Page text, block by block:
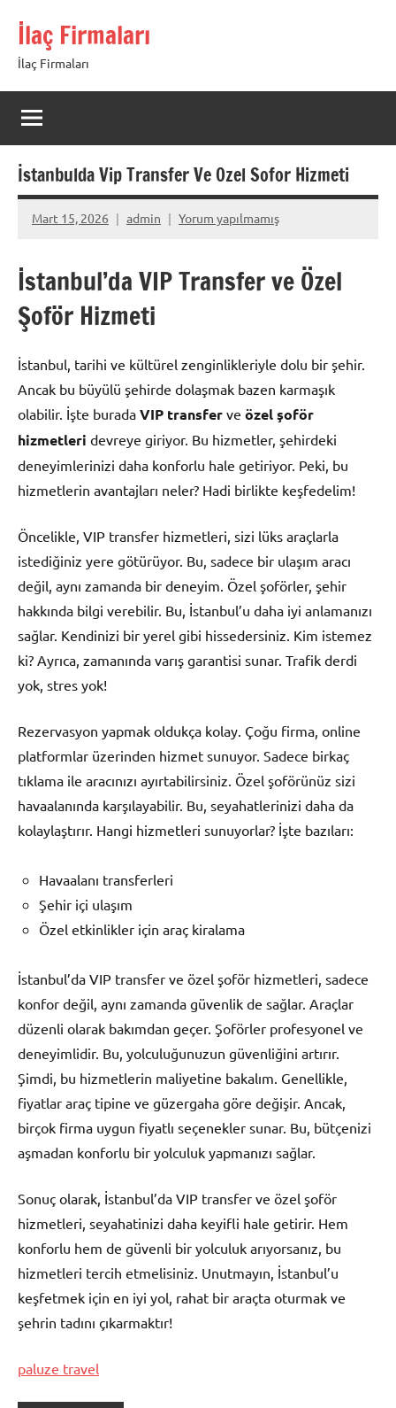
İlaç Firmaları
İlaç Firmaları
İstanbulda Vip Transfer Ve Ozel Sofor Hizmeti
Mart 15, 2026 admin Yorum yapılmamış
İstanbul’da VIP Transfer ve Özel
Şoför Hizmeti
İstanbul, tarihi ve kültürel zenginlikleriyle dolu bir şehir.
Ancak bu büyülü şehirde dolaşmak bazen karmaşık
olabilir. İşte burada VIP transfer ve özel şoför
hizmetleri devreye giriyor. Bu hizmetler, şehirdeki
deneyimlerinizi daha konforlu hale getiriyor. Peki, bu
hizmetlerin avantajları neler? Hadi birlikte keşfedelim!
Öncelikle, VIP transfer hizmetleri, sizi lüks araçlarla
istediğiniz yere götürüyor. Bu, sadece bir ulaşım aracı
değil, aynı zamanda bir deneyim. Özel şoförler, şehir
hakkında bilgi verebilir. Bu, İstanbul’u daha iyi anlamanızı
sağlar. Kendinizi bir yerel gibi hissedersiniz. Kim istemez
ki? Ayrıca, zamanında varış garantisi sunar. Trafik derdi
yok, stres yok!
Rezervasyon yapmak oldukça kolay. Çoğu firma, online
platformlar üzerinden hizmet sunuyor. Sadece birkaç
tıklama ile aracınızı ayırtabilirsiniz. Özel şoförünüz sizi
havaalanında karşılayabilir. Bu, seyahatlerinizi daha da
kolaylaştırır. Hangi hizmetleri sunuyorlar? İşte bazıları:
Havaalanı transferleri
Şehir içi ulaşım
Özel etkinlikler için araç kiralama
İstanbul’da VIP transfer ve özel şoför hizmetleri, sadece
konfor değil, aynı zamanda güvenlik de sağlar. Araçlar
düzenli olarak bakımdan geçer. Şoförler profesyonel ve
deneyimlidir. Bu, yolculuğunuzun güvenliğini artırır.
Şimdi, bu hizmetlerin maliyetine bakalım. Genellikle,
fiyatlar araç tipine ve güzergaha göre değişir. Ancak,
birçok firma uygun fiyatlı seçenekler sunar. Bu, bütçenizi
aşmadan konforlu bir yolculuk yapmanızı sağlar.
Sonuç olarak, İstanbul’da VIP transfer ve özel şoför
hizmetleri, seyahatinizi daha keyifli hale getirir. Hem
konforlu hem de güvenli bir yolculuk arıyorsanız, bu
hizmetleri tercih etmelisiniz. Unutmayın, İstanbul’u
keşfetmek için en iyi yol, rahat bir araçta oturmak ve
şehrin tadını çıkarmaktır!
paluze travel